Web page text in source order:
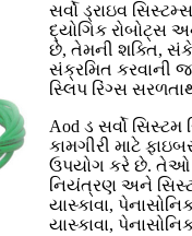
સર્વો ડ્રાઇવ
દ્યોગિક રોબોટ્સ
છે, તેમની શક્તિ,
સંક્રમિત કરવાની
સ્લિપ રિંગ્સ
Aod ડ સર્વો
કામગીરી માટે
ઉપયોગ કરે છે. તેઓ
નિયંત્રણ અને
યાસ્કાવા,
યાસ્કાવા,